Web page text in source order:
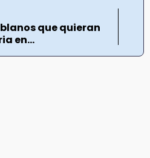
que quieran
en...